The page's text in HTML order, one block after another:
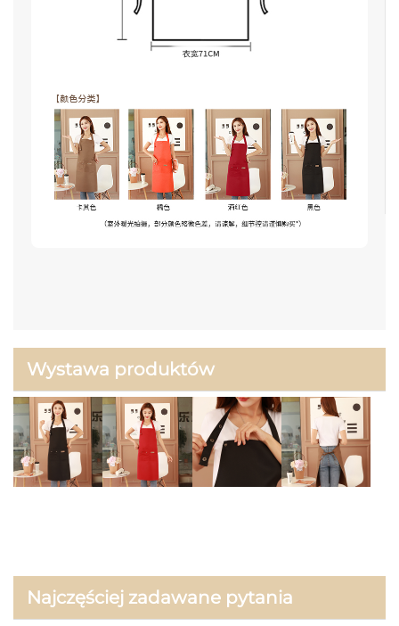
Wystawa produktów
Najczęściej zadawane pytania